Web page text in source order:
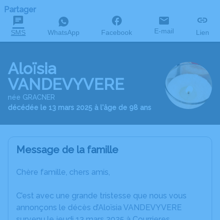
Partager
SMS WhatsApp Facebook E-mail Lien
Aloïsia
VANDEVYVERE
née GRACNER
décédée le 13 mars 2025 à l'âge de 98 ans
Message de la famille
Chère famille, chers amis,
C’est avec une grande tristesse que nous vous
annonçons le décès d’Aloïsia VANDEVYVERE